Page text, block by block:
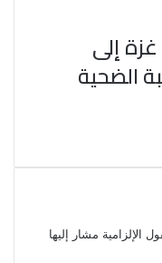
إلى
الضحية
الإلزامية مشار إليها